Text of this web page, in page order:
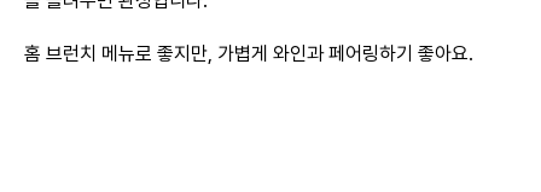
홈 브런치 메뉴로 좋지만, 가볍게 와인과 페어링하기 좋아요.